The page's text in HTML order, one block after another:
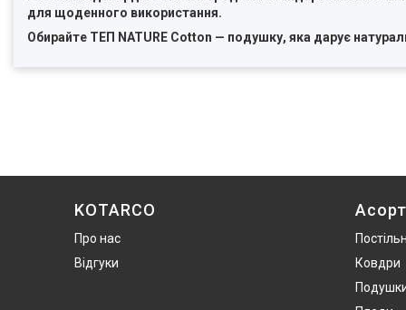
для щоденного використання.
Обирайте ТЕП NATURE Cotton — подушку, яка дарує
KOTARCO
Про нас
Відгуки
Ковдри